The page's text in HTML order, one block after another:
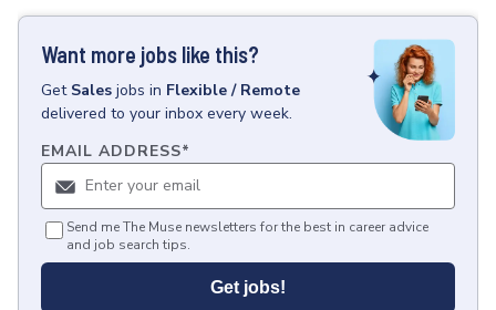
Want more jobs like this?
Get Sales jobs in Flexible / Remote
delivered to your inbox every week.
EMAIL ADDRESS*
Send me The Muse newsletters for the best in career advice
and job search tips.
Get jobs!